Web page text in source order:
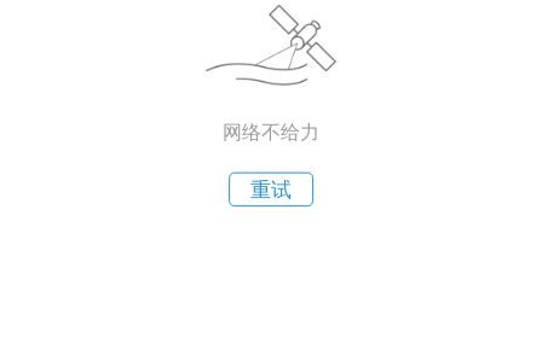
网络不给力
重试